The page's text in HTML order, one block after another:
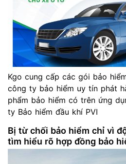
Kgo cung cấp các gói bảo
công ty bảo hiểm uy tín phát
phẩm bảo hiểm có trên ứng
ty Bảo hiểm đầu khí PVI
Bị từ chối bảo hiểm chỉ vì
tìm hiểu rõ hợp đồng bảo